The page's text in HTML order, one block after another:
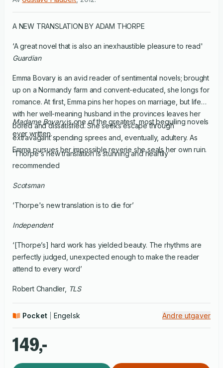
A NEW TRANSLATION BY ADAM THORPE
‘A great novel that is also an inexhaustible pleasure to read'
Guardian
Emma Bovary is an avid reader of sentimental novels; brought
up on a Normandy farm and convent-educated, she longs for
romance. At first, Emma pins her hopes on marriage, but life
with her well-meaning husband in the provinces leaves her
bored and dissatisfied. She seeks escape through
extravagant spending sprees and, eventually, adultery. As
Emma pursues her impossible reverie she seals her own ruin.
Madame Bovaryis one of the greatest, most beguiling novels
ever written.
‘Thorpe's new translation is stunning and heartily
recommended
Scotsman
‘Thorpe's new translation is to die for’
Independent
‘[Thorpe’s] hard work has yielded beauty. The rhythms are
perfectly judged, unexpected enough to make the reader
attend to every word’
Robert Chandler, TLS
Pocket Engelsk Andre utgaver
149,-